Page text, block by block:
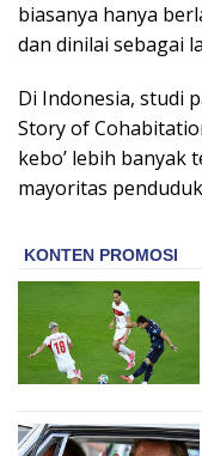
biasanya hanya
dan dinilai sebagai
Di Indonesia, studi
Story of
kebo’ lebih banyak
mayoritas